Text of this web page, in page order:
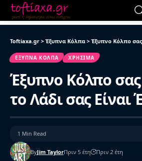
Toftiaxa.gr > Έξυπνα Κόλπα > Έξυπνο Κόλπο σας
ΈΞΥΠΝΑ ΚΌΛΠΑ ΧΡΉΣΙΜΑ
Έξυπνο Κόλπο σας
το Λάδι σας Είναι
ByJim TaylorΠριν 5 έτη Πριν 2 έτη
1 Min Read